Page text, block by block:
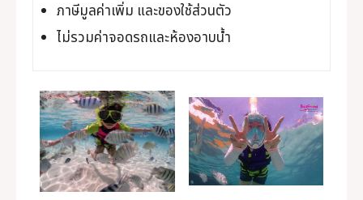
ภาษีมูลค่าเพิ่ม และของใช้ส่วนตัว
ไม่รวมค่าจอดรถและห้องอาบน้ำ